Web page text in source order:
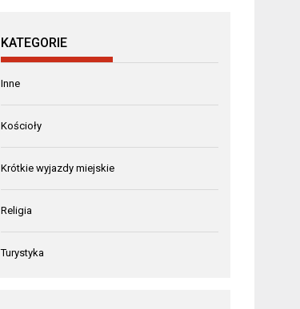
KATEGORIE
Inne
Kościoły
Krótkie wyjazdy miejskie
Religia
Turystyka